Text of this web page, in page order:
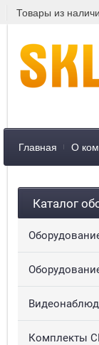
Товары из
Главная О
Каталог
Комплекты